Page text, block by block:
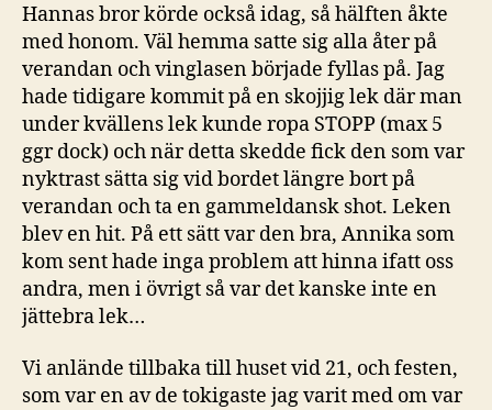
Hannas bror körde också idag, så hälften åkte
med honom. Väl hemma satte sig alla åter på
verandan och vinglasen började fyllas på. Jag
hade tidigare kommit på en skojjig lek där man
under kvällens lek kunde ropa STOPP (max 5
ggr dock) och när detta skedde fick den som var
nyktrast sätta sig vid bordet längre bort på
verandan och ta en gammeldansk shot. Leken
blev en hit. På ett sätt var den bra, Annika som
kom sent hade inga problem att hinna ifatt oss
andra, men i övrigt så var det kanske inte en
jättebra lek…
Vi anlände tillbaka till huset vid 21, och festen,
som var en av de tokigaste jag varit med om var